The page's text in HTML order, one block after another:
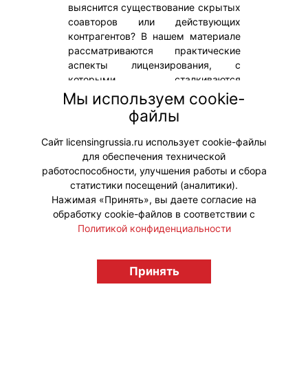
выяснится существование скрытых
соавторов или действующих
контрагентов? В нашем материале
рассматриваются практические
аспекты лицензирования, с
которыми сталкиваются
продюсеры и цифровые
платформы, а также разбираются
эффективные способы защиты от
типичных ошибок.
#ЮридическиеВопросы
licensingrussia.ru, 2009-2026 12+
Мы используем cookie-
файлы
Сайт licensingrussia.ru использует cookie-файлы
для обеспечения технической
работоспособности, улучшения работы и сбора
статистики посещений (аналитики).
Нажимая «Принять», вы даете согласие на
обработку cookie-файлов в соответствии с
Политикой конфиденциальности
Принять